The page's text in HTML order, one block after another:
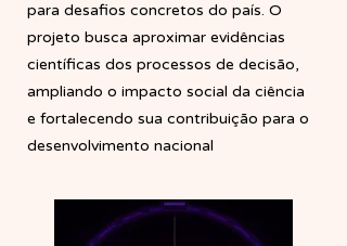
para desafios concretos do país. O
projeto busca aproximar evidências
científicas dos processos de decisão,
ampliando o impacto social da ciência
e fortalecendo sua contribuição para o
desenvolvimento nacional